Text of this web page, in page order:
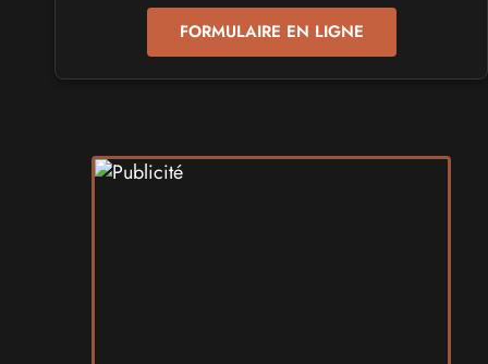
SALONS & CONVENTIONS GEEKS
Play Azur Festival 2027
SALONS & CONVENTIONS GEEKS
Art To Play 2026
FORMULAIRE EN LIGNE